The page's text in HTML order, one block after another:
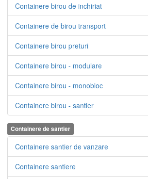
Containere birou de inchiriat
Containere de birou transport
Containere birou preturi
Containere birou - modulare
Containere birou - monobloc
Containere birou - santier
Containere de santier
Containere santier de vanzare
Containere santiere